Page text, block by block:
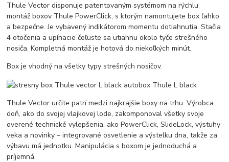
Thule Vector disponuje patentovaným systémom na rýchlu
montáž boxov Thule PowerClick, s ktorým namontujete box ľahko
a bezpečne. Je vybavený indikátorom momentu dotiahnutia. Stačia
4 otočenia a upínacie čeľuste sa utiahnu okolo tyče strešného
nosiča. Kompletná montáž je hotová do niekoľkých minút.
Box je vhodný na všetky typy strešných nosičov.
Thule Vector určite patrí medzi najkrajšie boxy na trhu. Výrobca
doň, ako do svojej vlajkovej lode, zakomponoval všetky svoje
overené technické vylepšenia, ako PowerClick, SlideLock, výstuhy
veka a novinky – integrované osvetlenie a výstelku dna, takže za
výbavu má jednotku. Manipulácia s boxom je jednoduchá a
príjemná.